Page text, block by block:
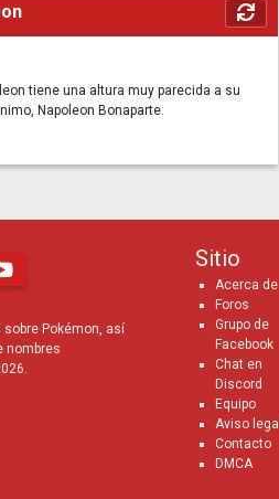
tiene una altura muy parecida a su
Napoleon Bonaparte.
Pokémon, así
nombres
Sitio
Acerca de
Foros
Grupo de
Facebook
Chat en
Discord
Equipo
Aviso legal
Contacto
DMCA